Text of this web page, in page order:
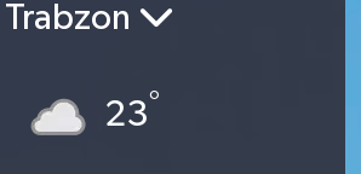
Trabzon
23°